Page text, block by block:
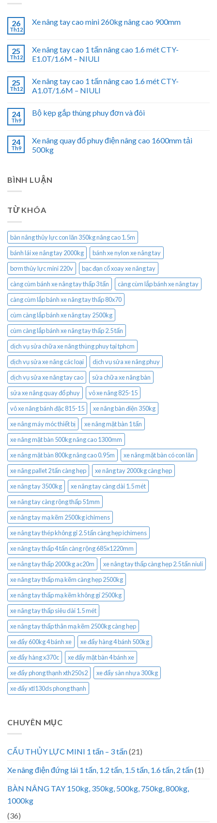
26
Th12
Xe nâng tay cao mini 260kg nâng cao 900mm
25
Th12
Xe nâng tay cao 1 tấn nâng cao 1.6 mét CTY-
E1.0T/1.6M – NIULI
25
Th12
Xe nâng tay cao 1 tấn nâng cao 1.6 mét CTY-
A1.0T/1.6M – NIULI
24
Th9
Bộ kẹp gắp thùng phuy đơn và đôi
24
Th9
Xe nâng quay đổ phuy điện nâng cao 1600mm tải
500kg
BÌNH LUẬN
TỪ KHÓA
bàn nâng thủy lực con lăn 350kg nâng cao 1.5m
bánh lái xe nâng tay 2000kg
bánh xe nylon xe nâng tay
bơm thủy lực mini 220v
bạc đạn cổ xoay xe nâng tay
càng cùm bánh xe nâng tay thấp 3 tấn
càng cùm lắp bánh xe nâng tay
càng cùm lắp bánh xe nâng tay thấp 80x70
cùm càng lắp bánh xe nâng tay 2500kg
cùm càng lắp bánh xe nâng tay thấp 2.5 tấn
dịch vụ sửa chữa xe nâng thùng phuy tại tphcm
dịch vụ sửa xe nâng các loại
dịch vụ sửa xe nâng phuy
dịch vụ sửa xe nâng tay cao
sửa chữa xe nâng bàn
sửa xe nâng quay đổ phuy
vỏ xe nâng 825-15
vỏ xe nâng bánh đặc 815-15
xe nâng bàn điện 350kg
xe nâng máy móc thiết bị
xe nâng mặt bàn 1 tấn
xe nâng mặt bàn 500kg nâng cao 1300mm
xe nâng mặt bàn 800kg nâng cao 0.95m
xe nâng mặt bàn có con lăn
xe nâng pallet 2 tấn càng hẹp
xe nâng tay 2000kg càng hẹp
xe nâng tay 3500kg
xe nâng tay càng dài 1.5 mét
xe nâng tay càng rộng thấp 51mm
xe nâng tay mạ kẽm 2500kg ichimens
xe nâng tay thép không gỉ 2.5 tấn càng hẹp ichimens
xe nâng tay thấp 4 tấn càng rộng 685x1220mm
xe nâng tay thấp 2000kg ac20m
xe nâng tay thấp càng hẹp 2.5 tấn niuli
xe nâng tay thấp mạ kẽm càng hẹp 2500kg
xe nâng tay thấp mạ kẽm không gỉ 2500kg
xe nâng tay thấp siêu dài 1.5 mét
xe nâng tay thấp thân mạ kẽm 2500kg càng hẹp
xe đẩy 600kg 4 bánh xe
xe đẩy hàng 4 bánh 500kg
xe đẩy hàng x370c
xe đẩy mặt bàn 4 bánh xe
xe đẩy phong thạnh xth250s2
xe đẩy sàn nhựa 300kg
xe đẩy xtl130ds phong thạnh
CHUYÊN MỤC
CẨU THỦY LỰC MINI 1 tấn – 3 tấn(21)
Xe nâng điện đứng lái 1 tấn, 1.2 tấn, 1.5 tấn, 1.6 tấn, 2 tấn(1)
BÀN NÂNG TAY 150kg, 350kg, 500kg, 750kg, 800kg,
1000kg
(36)